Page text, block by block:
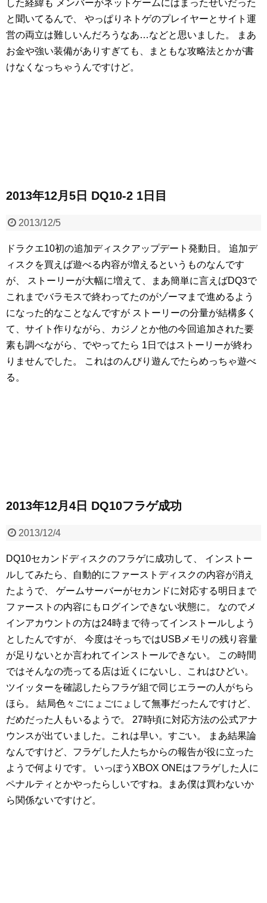
した経緯も メンバーがネットゲームにはまったせいだった
と聞いてるんで、
やっぱりネトゲのプレイヤーとサイト運
営の両立は難しいんだろうなあ…などと思いました。
まあ
お金や強い装備がありすぎても、まともな攻略法とかが書
けなくなっちゃうんですけど。
2013年12月5日 DQ10-2 1日目
2013/12/5
ドラクエ10初の追加ディスクアップデート発動日。
追加デ
ィスクを買えば遊べる内容が増えるというものなんです
が、
ストーリーが大幅に増えて、まあ簡単に言えばDQ3で
これまでバラモスで終わってたのがゾーマまで進めるよう
になった的なことなんですが ストーリーの分量が結構多く
て、サイト作りながら、カジノとか他の今回追加された要
素も調べながら、でやってたら 1日ではストーリーが終わ
りませんでした。
これはのんびり遊んでたらめっちゃ遊べ
る。
2013年12月4日 DQ10フラゲ成功
2013/12/4
DQ10セカンドディスクのフラゲに成功して、
インストー
ルしてみたら、自動的にファーストディスクの内容が消え
たようで、
ゲームサーバーがセカンドに対応する明日まで
ファーストの内容にもログインできない状態に。
なのでメ
インアカウントの方は24時まで待ってインストールしよう
としたんですが、
今度はそっちではUSBメモリの残り容量
が足りないとか言われてインストールできない。
この時間
ではそんなの売ってる店は近くにないし、これはひどい。
ツイッターを確認したらフラゲ組で同じエラーの人がちら
ほら。
結局色々ごにょごにょして無事だったんですけど、
だめだった人もいるようで。
27時頃に対応方法の公式アナ
ウンスが出ていました。これは早い。すごい。
まあ結果論
なんですけど、フラゲした人たちからの報告が役に立った
ようで何よりです。
いっぽうXBOX ONEはフラゲした人に
ペナルティとかやったらしいですね。まあ僕は買わないか
ら関係ないですけど。